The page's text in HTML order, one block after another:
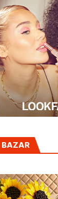
BAZAR